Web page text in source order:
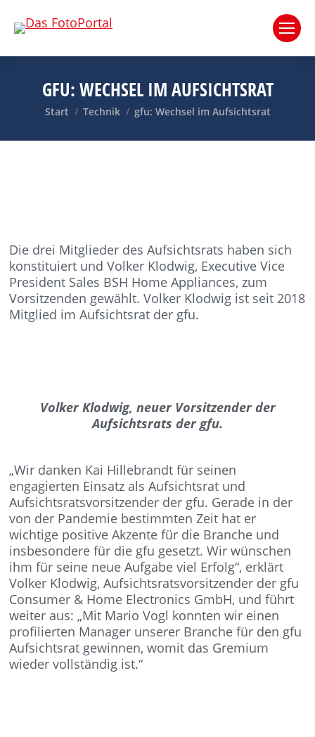
GFU: WECHSEL IM AUFSICHTSRAT
Sie befinden sich hier:
Start Technik gfu: Wechsel im Aufsichtsrat
Die drei Mitglieder des Aufsichtsrats haben sich
konstituiert und Volker Klodwig, Executive Vice
President Sales BSH Home Appliances, zum
Vorsitzenden gewählt. Volker Klodwig ist seit 2018
Mitglied im Aufsichtsrat der gfu.
Volker Klodwig, neuer Vorsitzender der
Aufsichtsrats der gfu.
„Wir danken Kai Hillebrandt für seinen
engagierten Einsatz als Aufsichtsrat und
Aufsichtsratsvorsitzender der gfu. Gerade in der
von der Pandemie bestimmten Zeit hat er
wichtige positive Akzente für die Branche und
insbesondere für die gfu gesetzt. Wir wünschen
ihm für seine neue Aufgabe viel Erfolg“, erklärt
Volker Klodwig, Aufsichtsratsvorsitzender der gfu
Consumer & Home Electronics GmbH, und führt
weiter aus: „Mit Mario Vogl konnten wir einen
profilierten Manager unserer Branche für den gfu
Aufsichtsrat gewinnen, womit das Gremium
wieder vollständig ist.“